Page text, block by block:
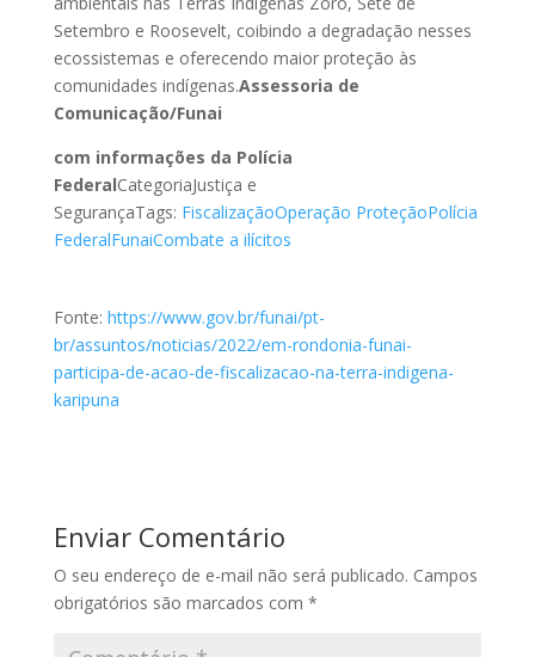
Setembro e Roosevelt, coibindo a degradação nesses
ecossistemas e oferecendo maior proteção às
comunidades indígenas.Assessoria de
Comunicação/Funai
com informações da Polícia
FederalCategoriaJustiça e
SegurançaTags: FiscalizaçãoOperação ProteçãoPolícia
FederalFunaiCombate a ilícitos
Fonte: https://www.gov.br/funai/pt-
br/assuntos/noticias/2022/em-rondonia-funai-
participa-de-acao-de-fiscalizacao-na-terra-indigena-
karipuna
Enviar Comentário
O seu endereço de e-mail não será publicado. Campos
obrigatórios são marcados com *